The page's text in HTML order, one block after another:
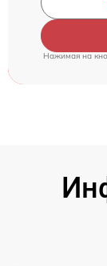
Нажимая на